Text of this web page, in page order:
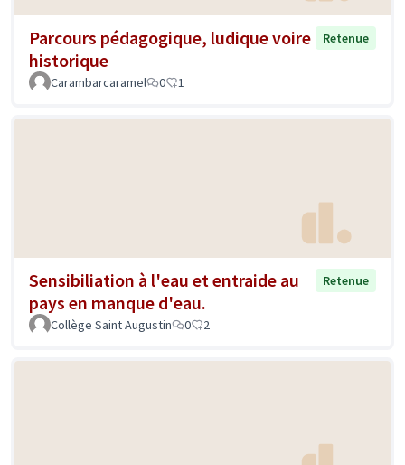
Parcours pédagogique, ludique voire
historique
Retenue
Carambarcaramel 0 1
Sensibiliation à l'eau et entraide au
pays en manque d'eau.
Retenue
Collège Saint Augustin 0 2